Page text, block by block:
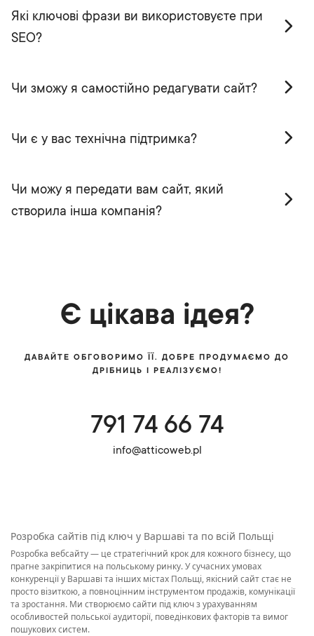
Які ключові фрази ви використовуєте при
SEO?
Чи зможу я самостійно редагувати сайт?
Чи є у вас технічна підтримка?
Чи можу я передати вам сайт, який
створила інша компанія?
Є цікава ідея?
ДАВАЙТЕ ОБГОВОРИМО ЇЇ. ДОБРЕ ПРОДУМАЄМО ДО
ДРІБНИЦЬ І РЕАЛІЗУЄМО!
791 74 66 74
info@atticoweb.pl
Розробка сайтів під ключ у Варшаві та по всій Польщі
Розробка вебсайту — це стратегічний крок для кожного бізнесу, що
прагне закріпитися на польському ринку. У сучасних умовах
конкуренції у Варшаві та інших містах Польщі, якісний сайт стає не
просто візиткою, а повноцінним інструментом продажів, комунікації
та зростання. Ми створюємо сайти під ключ з урахуванням
особливостей польської аудиторії, поведінкових факторів та вимог
пошукових систем.